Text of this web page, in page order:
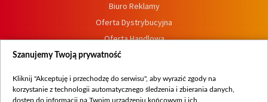
Biuro Reklamy
Oferta Dystrybucyjna
Oferta Handlowa
Dostępność
Procedura zgłoszeń wewnętrznych
Szanujemy Twoją prywatność
Kliknij "Akceptuję i przechodzę do serwisu", aby wyrazić zgody na
korzystanie z technologii automatycznego śledzenia i zbierania danych,
dostęp do informacji na Twoim urządzeniu końcowym i ich